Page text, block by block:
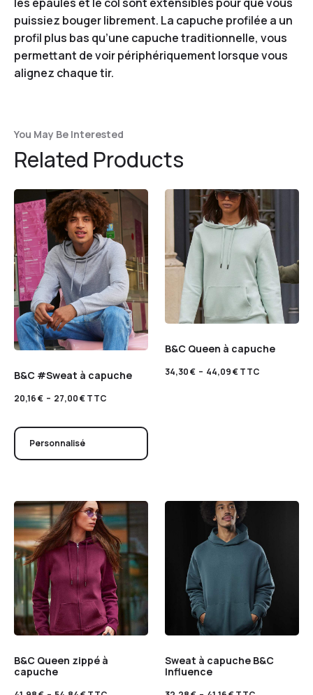
puissiez bouger librement. La capuche profilée a un
profil plus bas qu’une capuche traditionnelle, vous
permettant de voir périphériquement lorsque vous
alignez chaque tir.
You May Be Interested
Related Products
B&C #Sweat à capuche
20,16€ – 27,00€TTC
Personnalisé
B&C Queen à capuche
34,30€ – 44,09€TTC
B&C Queen zippé à
capuche
Sweat à capuche B&C
Influence